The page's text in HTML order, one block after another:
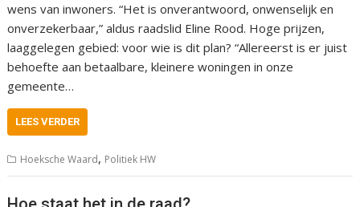
wens van inwoners. “Het is onverantwoord, onwenselijk en
onverzekerbaar,” aldus raadslid Eline Rood. Hoge prijzen,
laaggelegen gebied: voor wie is dit plan? “Allereerst is er juist
behoefte aan betaalbare, kleinere woningen in onze
gemeente…
LEES VERDER
Hoeksche Waard, Politiek HW